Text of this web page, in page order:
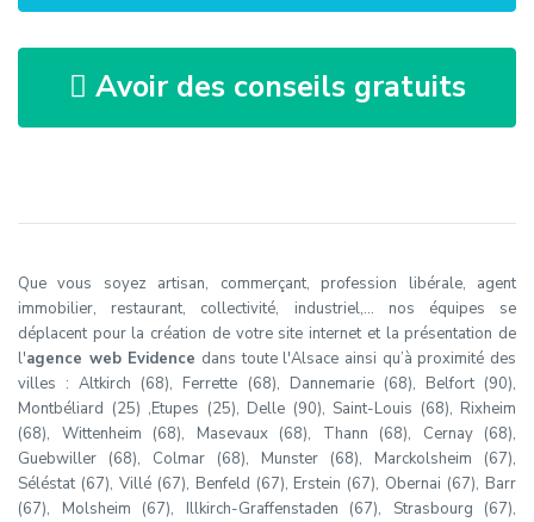
Avoir des conseils gratuits
Que vous soyez artisan, commerçant, profession libérale, agent
immobilier, restaurant, collectivité, industriel,… nos équipes se
déplacent pour la création de votre site internet et la présentation de
l'agence web Evidence dans toute l'Alsace ainsi qu’à proximité des
villes : Altkirch (68), Ferrette (68), Dannemarie (68), Belfort (90),
Montbéliard (25) ,Etupes (25), Delle (90), Saint-Louis (68), Rixheim
(68), Wittenheim (68), Masevaux (68), Thann (68), Cernay (68),
Guebwiller (68), Colmar (68), Munster (68), Marckolsheim (67),
Séléstat (67), Villé (67), Benfeld (67), Erstein (67), Obernai (67), Barr
(67), Molsheim (67), Illkirch-Graffenstaden (67), Strasbourg (67),